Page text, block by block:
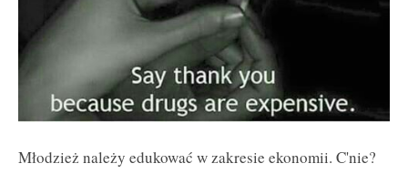
Młodzież należy edukować w zakresie ekonomii. C'nie?